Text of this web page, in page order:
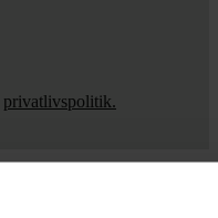
privatlivspolitik.